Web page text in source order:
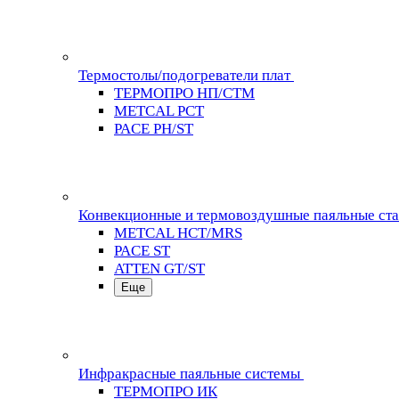
Термостолы/подогреватели плат
ТЕРМОПРО НП/СТМ
METCAL PCT
PACE PH/ST
Конвекционные и термовоздушные паяльные
METCAL HCT/MRS
PACE ST
ATTEN GT/ST
Еще
Инфракрасные паяльные системы
ТЕРМОПРО ИК